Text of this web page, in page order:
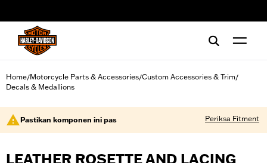
Home/Motorcycle Parts & Accessories/Custom Accessories & Trim/
Decals & Medallions
Pastikan komponen ini pas Periksa Fitment
LEATHER ROSETTE AND LACING